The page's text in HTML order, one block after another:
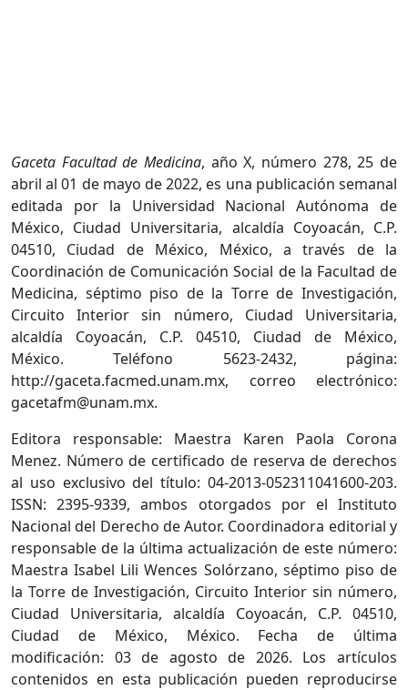
Gaceta Facultad de Medicina, año X, número 278, 25 de
abril al 01 de mayo de 2022, es una publicación semanal
editada por la Universidad Nacional Autónoma de
México, Ciudad Universitaria, alcaldía Coyoacán, C.P.
04510, Ciudad de México, México, a través de la
Coordinación de Comunicación Social de la Facultad de
Medicina, séptimo piso de la Torre de Investigación,
Circuito Interior sin número, Ciudad Universitaria,
alcaldía Coyoacán, C.P. 04510, Ciudad de México,
México. Teléfono 5623-2432, página:
http://gaceta.facmed.unam.mx, correo electrónico:
gacetafm@unam.mx.
Editora responsable: Maestra Karen Paola Corona
Menez. Número de certificado de reserva de derechos
al uso exclusivo del título: 04-2013-052311041600-203.
ISSN: 2395-9339, ambos otorgados por el Instituto
Nacional del Derecho de Autor. Coordinadora editorial y
responsable de la última actualización de este número:
Maestra Isabel Lili Wences Solórzano, séptimo piso de
la Torre de Investigación, Circuito Interior sin número,
Ciudad Universitaria, alcaldía Coyoacán, C.P. 04510,
Ciudad de México, México. Fecha de última
modificación: 03 de agosto de 2026. Los artículos
contenidos en esta publicación pueden reproducirse